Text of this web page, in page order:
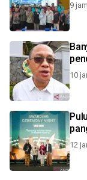
9
10
12